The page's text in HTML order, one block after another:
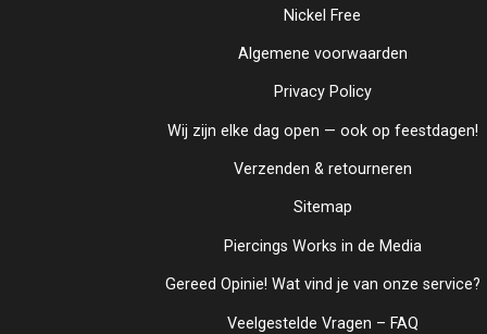
Nickel Free
Algemene voorwaarden
Privacy Policy
Wij zijn elke dag open — ook op feestdagen!
Verzenden & retourneren
Sitemap
Piercings Works in de Media
Gereed Opinie! Wat vind je van onze service?
Veelgestelde Vragen – FAQ